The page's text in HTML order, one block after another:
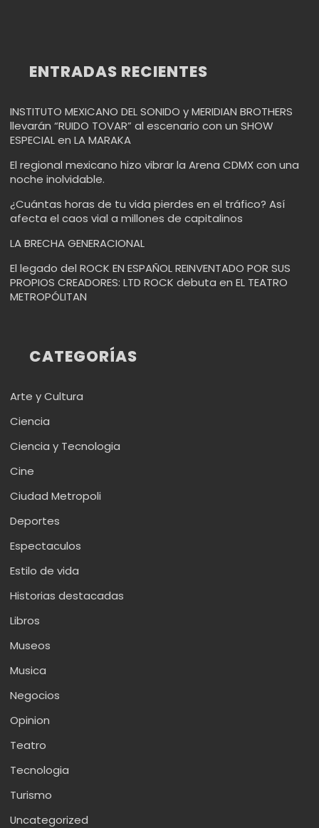
ENTRADAS RECIENTES
INSTITUTO MEXICANO DEL SONIDO y MERIDIAN BROTHERS
llevarán “RUIDO TOVAR” al escenario con un SHOW
ESPECIAL en LA MARAKA
El regional mexicano hizo vibrar la Arena CDMX con una
noche inolvidable.
¿Cuántas horas de tu vida pierdes en el tráfico? Así
afecta el caos vial a millones de capitalinos
LA BRECHA GENERACIONAL
El legado del ROCK EN ESPAÑOL REINVENTADO POR SUS
PROPIOS CREADORES: LTD ROCK debuta en EL TEATRO
METROPÓLITAN
CATEGORÍAS
Arte y Cultura
Ciencia
Ciencia y Tecnologia
Cine
Ciudad Metropoli
Deportes
Espectaculos
Estilo de vida
Historias destacadas
Libros
Museos
Musica
Negocios
Opinion
Teatro
Tecnologia
Turismo
Uncategorized